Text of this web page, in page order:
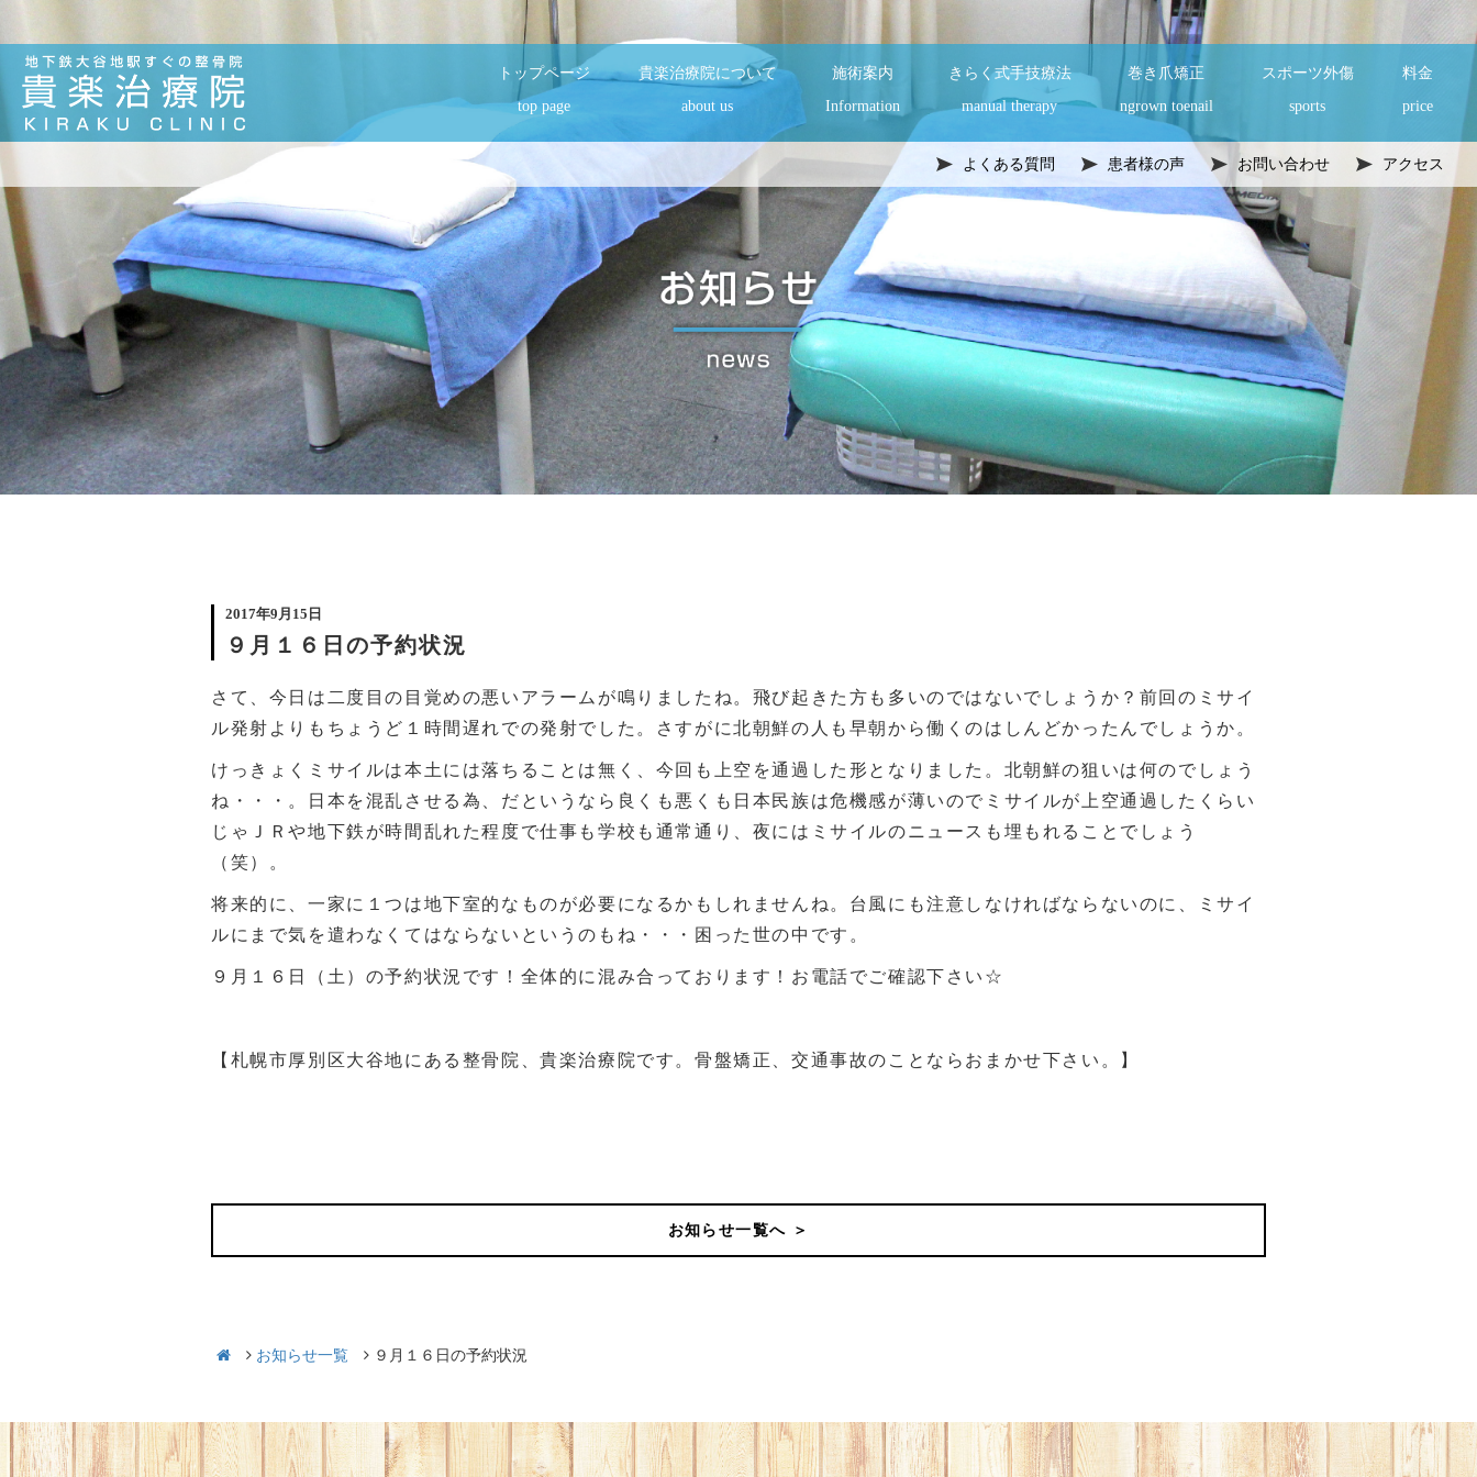
トップページ
top page
貴楽治療院について
about us
施術案内
Information
きらく式手技療法
manual therapy
巻き爪矯正
ngrown toenail
スポーツ外傷
sports
料金
price
よくある質問 患者様の声 お問い合わせ アクセス
2017年9月15日
９月１６日の予約状況
さて、今日は二度目の目覚めの悪いアラームが鳴りましたね。飛び起きた方も多いのではないでしょうか？前回のミサイ
ル発射よりもちょうど１時間遅れでの発射でした。さすがに北朝鮮の人も早朝から働くのはしんどかったんでしょうか。
けっきょくミサイルは本土には落ちることは無く、今回も上空を通過した形となりました。北朝鮮の狙いは何のでしょう
ね・・・。日本を混乱させる為、だというなら良くも悪くも日本民族は危機感が薄いのでミサイルが上空通過したくらい
じゃＪＲや地下鉄が時間乱れた程度で仕事も学校も通常通り、夜にはミサイルのニュースも埋もれることでしょう
（笑）。
将来的に、一家に１つは地下室的なものが必要になるかもしれませんね。台風にも注意しなければならないのに、ミサイ
ルにまで気を遣わなくてはならないというのもね・・・困った世の中です。
９月１６日（土）の予約状況です！全体的に混み合っております！お電話でご確認下さい☆
【札幌市厚別区大谷地にある整骨院、貴楽治療院です。骨盤矯正、交通事故のことならおまかせ下さい。】
お知らせ一覧へ ＞
お知らせ一覧 ９月１６日の予約状況